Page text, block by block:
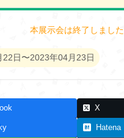
本展示会は終了しました
22日〜2023年04月23日
X
Hatena